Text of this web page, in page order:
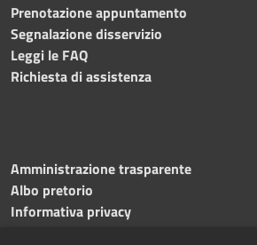
Prenotazione appuntamento
Segnalazione disservizio
Leggi le FAQ
Richiesta di assistenza
Amministrazione trasparente
Albo pretorio
Informativa privacy